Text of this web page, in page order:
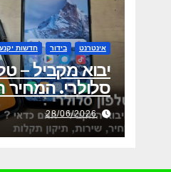
אינטרנט בידור חדשות
יבוא מקביל –
סלולרי. המחיר
אחריות ותיקון
28/06/2026